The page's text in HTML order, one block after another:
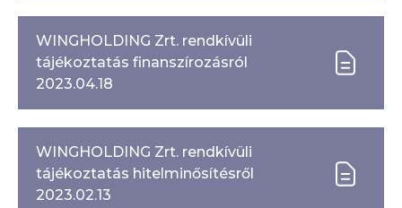
WINGHOLDING Zrt. rendkívüli
tájékoztatás finanszírozásról
2023.04.18
WINGHOLDING Zrt. rendkívüli
tájékoztatás hitelminősítésről
2023.02.13